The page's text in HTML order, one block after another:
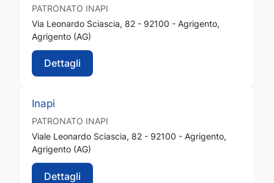
PATRONATO INAPI
Via Leonardo Sciascia, 82 - 92100 - Agrigento,
Agrigento (AG)
Dettagli
Inapi
PATRONATO INAPI
Viale Leonardo Sciascia, 82 - 92100 - Agrigento,
Agrigento (AG)
Dettagli